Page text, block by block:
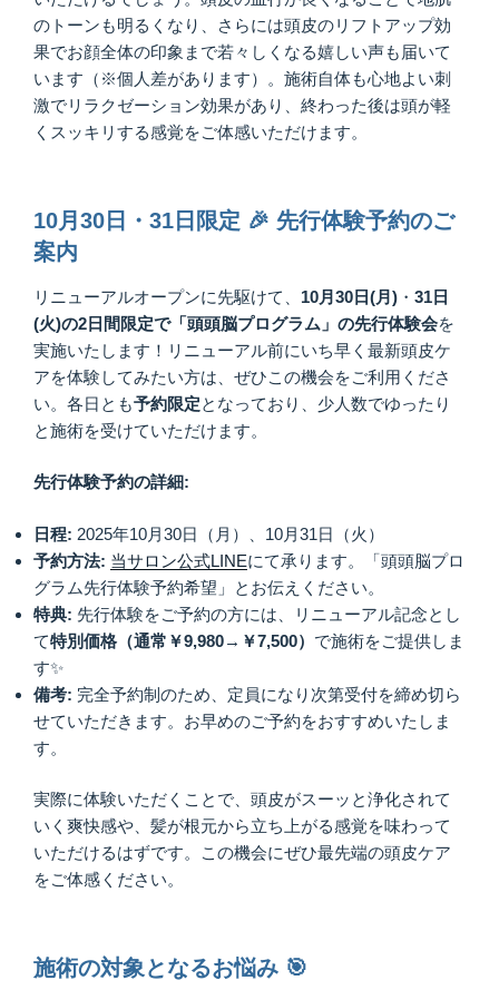
のトーンも明るくなり、さらには頭皮のリフトアップ効
果でお顔全体の印象まで若々しくなる嬉しい声も届いて
います（※個人差があります）。施術自体も心地よい刺
激でリラクゼーション効果があり、終わった後は頭が軽
くスッキリする感覚をご体感いただけます。
10月30日・31日限定 🎉 先行体験予約のご
案内
リニューアルオープンに先駆けて、 10月30日(月) ・ 31日
(火)の2日間限定で「頭頭脳プログラム」の先行体験会を
実施いたします！リニューアル前にいち早く最新頭皮ケ
アを体験してみたい方は、ぜひこの機会をご利用くださ
い。各日とも予約限定となっており、少人数でゆったり
と施術を受けていただけます。
先行体験予約の詳細:
日程: 2025年10月30日（月）、10月31日（火）
予約方法: 当サロン公式LINEにて承ります。「頭頭脳プロ
グラム先行体験予約希望」とお伝えください。
特典: 先行体験をご予約の方には、リニューアル記念とし
て特別価格（通常￥9,980→￥7,500） で施術をご提供しま
す✨
備考: 完全予約制のため、定員になり次第受付を締め切ら
せていただきます。お早めのご予約をおすすめいたしま
す。
実際に体験いただくことで、頭皮がスーッと浄化されて
いく爽快感や、髪が根元から立ち上がる感覚を味わって
いただけるはずです。この機会にぜひ最先端の頭皮ケア
をご体感ください。
施術の対象となるお悩み 🎯